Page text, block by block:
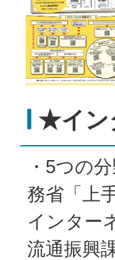
★イン
・5つの
務省「上
インター
流通振興